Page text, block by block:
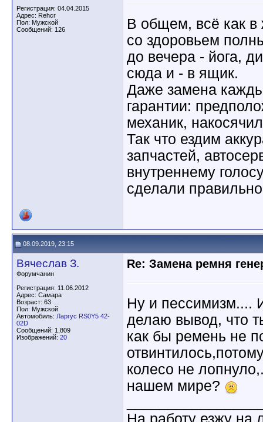
Регистрация: 04.04.2015
Адрес: Rehcr
Пол: Мужской
Сообщений: 126
В общем, всё как в
со здоровьем
до вечера - йога,
сюда и - в ящик.
Даже замена
гарантии:
механик,
Так что ездим
запчастей,
внутреннему
сделали
08.09.2019, 23:15
Вячеслав З.
Форумчанин
Регистрация: 11.06.2012
Адрес: Самара
Возраст: 63
Пол: Мужской
Автомобиль: Ларгус RS0Y5 42-
02D
Сообщений: 1,809
Изображений: 20
Re: Замена ремня
Ну и пессимизм....
делаю вывод, что
как бы ремень не
колесо не
нашем мире?
На работу езжу на